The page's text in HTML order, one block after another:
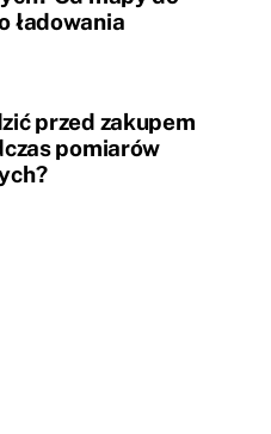
ładowania
przed zakupem
pomiarów